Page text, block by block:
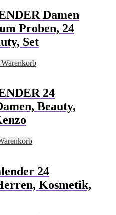
Damen
Proben, 24
Set
24
Beauty,
24
Kosmetik,